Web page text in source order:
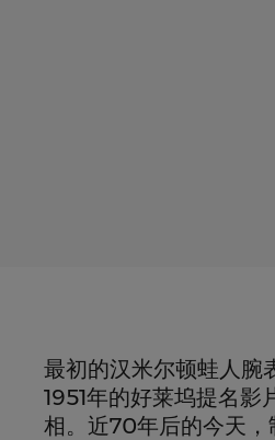
最初的汉米尔顿蛙人腕
1951年的好莱坞提名
相。近70年后的今天